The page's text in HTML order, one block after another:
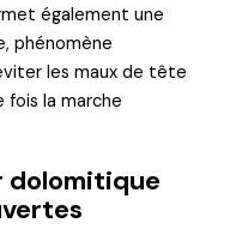
également une
phénomène
les maux de tête
fois la marche
dolomitique